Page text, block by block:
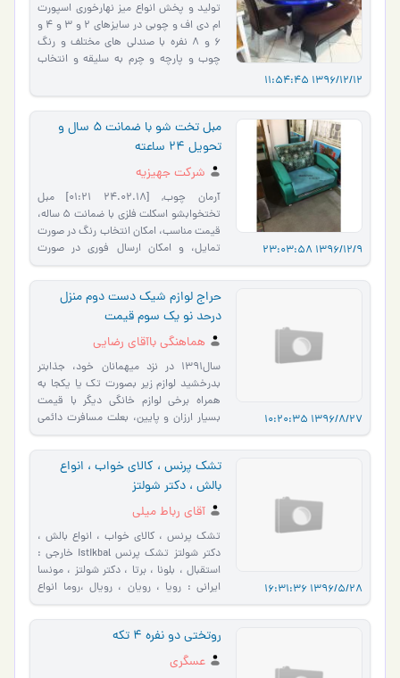
1396/12/12 11:54:45
تولید و پخش انواع میز نهارخوری اسپورت
ام دی اف و چوبی در سایزهای 2 و 3 و 4 و
6 و 8 نفره با صندلی های مختلف و رنگ
چوب و پارچه و چرم به سلیقه و انتخاب
1396/12/9 23:03:58
مبل تخت شو با ضمانت 5 سال و
تحویل 24 ساعته
شرکت جهیزیه
آرمان چوب, [24.02.18 01:21] مبل
تختخوابشو اسکلت فلزی با ضمانت 5 ساله،
قیمت مناسب، امکان انتخاب رنگ در صورت
تمایل، و امکان ارسال فوری در صورت
انتخاب کار از بین محصولات آماده، …
1396/8/27 10:20:35
حراج لوازم شیک دست دوم منزل
درحد نو یک سوم قیمت
هماهنگی باآقای رضایی
سال1391 در نزد میهمانان خود، جذابتر
بدرخشید لوازم زیر بصورت تک یا یکجا به
همراه برخی لوازم خانگی دیگر با قیمت
بسیار ارزان و پایین، بعلت مسافرت دائمی
به خارج از کشور، بد…
1396/5/28 16:31:36
تشك پرنس ، كالاي خواب ، انواع
بالش ، دكتر شولتز
آقاي رباط میلی
تشك پرنس ، كالاي خواب ، انواع بالش ،
دكتر شولتز تشك پرنس istikbal خارجي :
استقبال ، بلونا ، برتا ، دكتر شولتز ، مونسا
ايراني : رويا ، رويان ، رويال ،روما انواع
بالش ، روتخت�…
روتختی دو نفره 4 تکه
عسگری